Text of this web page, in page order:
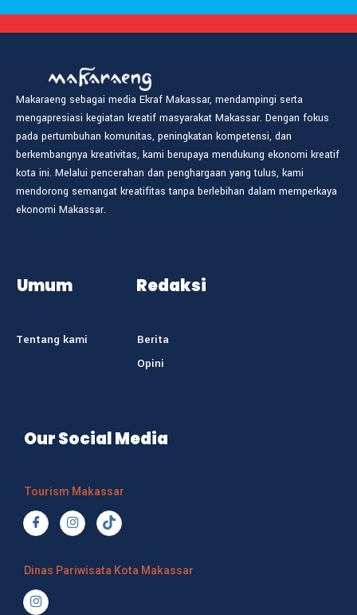
Makaraeng sebagai media Ekraf Makassar, mendampingi serta
mengapresiasi kegiatan kreatif masyarakat Makassar. Dengan fokus
pada pertumbuhan komunitas, peningkatan kompetensi, dan
berkembangnya kreativitas, kami berupaya mendukung ekonomi kreatif
kota ini. Melalui pencerahan dan penghargaan yang tulus, kami
mendorong semangat kreatifitas tanpa berlebihan dalam memperkaya
ekonomi Makassar.
Tentang kami
Umum Redaksi
Berita
Opini
Our Social Media
Tourism Makassar
Dinas Pariwisata Kota Makassar